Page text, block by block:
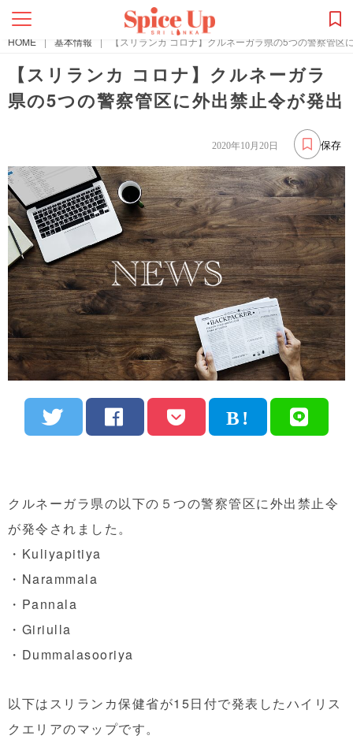
HOME | 基本情報 | 【スリランカ コロナ】クルネーガラ県の5つの警察管区
【スリランカ コロナ】クルネーガラ
県の5つの警察管区に外出禁止令が発出
保存
2020年10月20日
クルネーガラ県の以下の５つの警察管区に外出禁止令
が発令されました。
・Kuliyapitiya
・Narammala
・Pannala
・Giriulla
・Dummalasooriya
以下はスリランカ保健省が15日付で発表したハイリス
クエリアのマップです。